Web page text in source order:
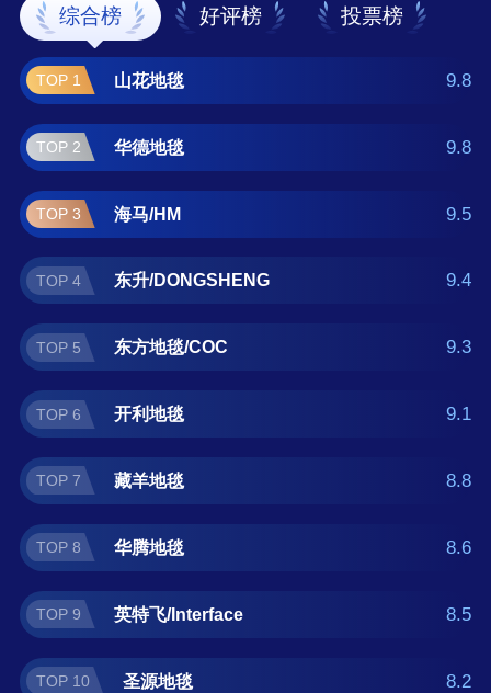
形地毯十大品牌排行榜，前十名分别是山花地
毯、华德地毯、海马/HM、东
升/DONGSHENG、东方地毯/COC、开利地
毯、藏羊地毯、华腾地毯、英特飞/Interface、
圣源地毯 。如果您正在查找异形地毯什么牌子
好？那么本异形地毯十大品牌榜单可供您作为
选购参考，我们致力于用最真实的数据提供异
形地毯品牌推荐，让您选得放心。(榜单每月更
新一次)
综合榜 好评榜 投票榜
TOP 1 山花地毯 9.8
TOP 2 华德地毯 9.8
TOP 3 海马/HM 9.5
TOP 4 东升/DONGSHENG 9.4
TOP 5 东方地毯/COC 9.3
TOP 6 开利地毯 9.1
TOP 7 藏羊地毯 8.8
TOP 8 华腾地毯 8.6
TOP 9 英特飞/Interface 8.5
TOP 10 圣源地毯 8.2